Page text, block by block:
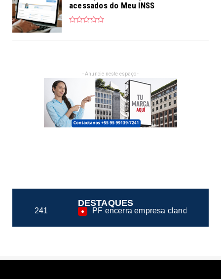
acessados do Meu INSS
- Anuncie neste espaço -
DESTAQUES
PF encerra empresa clandestina na fiscalização de